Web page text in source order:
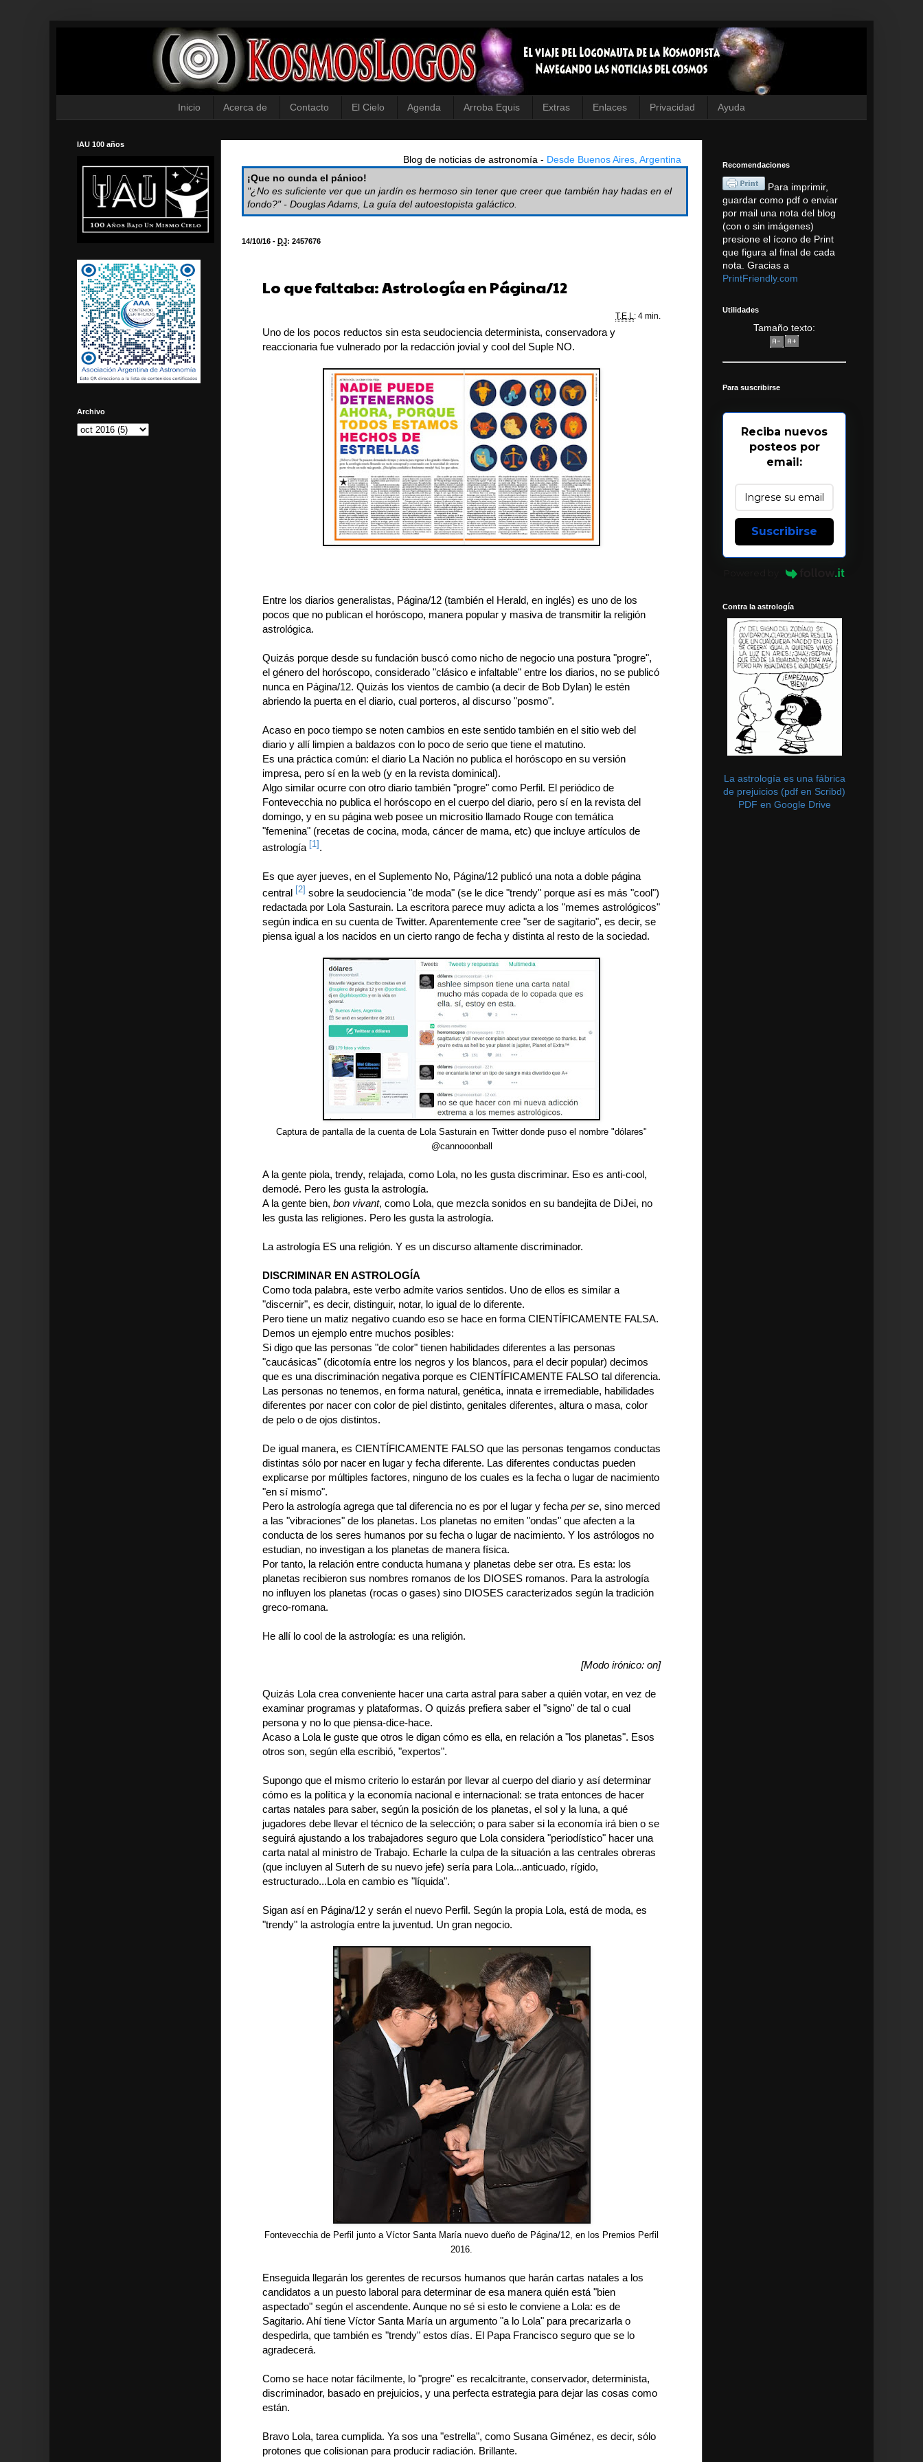
Inicio Acerca de Contacto El Cielo Agenda Arroba Equis Extras Enlaces Privacidad Ayuda
Blog de noticias de astronomía - Desde Buenos Aires, Argentina
¡Que no cunda el pánico!
"¿No es suficiente ver que un jardín es hermoso sin tener que creer que también hay hadas en el
fondo?" - Douglas Adams, La guía del autoestopista galáctico.
14/10/16 - DJ: 2457676
Lo que faltaba: Astrología en Página/12
T.E.L: 4 min.
Uno de los pocos reductos sin esta seudociencia determinista, conservadora y
reaccionaria fue vulnerado por la redacción jovial y cool del Suple NO.
Entre los diarios generalistas, Página/12 (también el Herald, en inglés) es uno de los
pocos que no publican el horóscopo, manera popular y masiva de transmitir la religión
astrológica.
Quizás porque desde su fundación buscó como nicho de negocio una postura "progre",
el género del horóscopo, considerado "clásico e infaltable" entre los diarios, no se publicó
nunca en Página/12. Quizás los vientos de cambio (a decir de Bob Dylan) le estén
abriendo la puerta en el diario, cual porteros, al discurso "posmo".
Acaso en poco tiempo se noten cambios en este sentido también en el sitio web del
diario y allí limpien a baldazos con lo poco de serio que tiene el matutino.
Es una práctica común: el diario La Nación no publica el horóscopo en su versión
impresa, pero sí en la web (y en la revista dominical).
Algo similar ocurre con otro diario también "progre" como Perfil. El periódico de
Fontevecchia no publica el horóscopo en el cuerpo del diario, pero sí en la revista del
domingo, y en su página web posee un micrositio llamado Rouge con temática
"femenina" (recetas de cocina, moda, cáncer de mama, etc) que incluye artículos de
astrología [1] .
Es que ayer jueves, en el Suplemento No, Página/12 publicó una nota a doble página
central [2] sobre la seudociencia "de moda" (se le dice "trendy" porque así es más "cool")
redactada por Lola Sasturain. La escritora parece muy adicta a los "memes astrológicos"
según indica en su cuenta de Twitter. Aparentemente cree "ser de sagitario", es decir, se
piensa igual a los nacidos en un cierto rango de fecha y distinta al resto de la sociedad.
Captura de pantalla de la cuenta de Lola Sasturain en Twitter donde puso el nombre "dólares"
@cannooonball
A la gente piola, trendy, relajada, como Lola, no les gusta discriminar. Eso es anti-cool,
demodé. Pero les gusta la astrología.
A la gente bien, bon vivant, como Lola, que mezcla sonidos en su bandejita de DiJei, no
les gusta las religiones. Pero les gusta la astrología.
La astrología ES una religión. Y es un discurso altamente discriminador.
DISCRIMINAR EN ASTROLOGÍA
Como toda palabra, este verbo admite varios sentidos. Uno de ellos es similar a
"discernir", es decir, distinguir, notar, lo igual de lo diferente.
Pero tiene un matiz negativo cuando eso se hace en forma CIENTÍFICAMENTE FALSA.
Demos un ejemplo entre muchos posibles:
Si digo que las personas "de color" tienen habilidades diferentes a las personas
"caucásicas" (dicotomía entre los negros y los blancos, para el decir popular) decimos
que es una discriminación negativa porque es CIENTÍFICAMENTE FALSO tal diferencia.
Las personas no tenemos, en forma natural, genética, innata e irremediable, habilidades
diferentes por nacer con color de piel distinto, genitales diferentes, altura o masa, color
de pelo o de ojos distintos.
De igual manera, es CIENTÍFICAMENTE FALSO que las personas tengamos conductas
distintas sólo por nacer en lugar y fecha diferente. Las diferentes conductas pueden
explicarse por múltiples factores, ninguno de los cuales es la fecha o lugar de nacimiento
"en sí mismo".
Pero la astrología agrega que tal diferencia no es por el lugar y fechaper se, sino merced
a las "vibraciones" de los planetas. Los planetas no emiten "ondas" que afecten a la
conducta de los seres humanos por su fecha o lugar de nacimiento. Y los astrólogos no
estudian, no investigan a los planetas de manera física.
Por tanto, la relación entre conducta humana y planetas debe ser otra. Es esta: los
planetas recibieron sus nombres romanos de los DIOSES romanos. Para la astrología
no influyen los planetas (rocas o gases) sino DIOSES caracterizados según la tradición
greco-romana.
He allí lo cool de la astrología: es una religión.
[Modo irónico: on]
Quizás Lola crea conveniente hacer una carta astral para saber a quién votar, en vez de
examinar programas y plataformas. O quizás prefiera saber el "signo" de tal o cual
persona y no lo que piensa-dice-hace.
Acaso a Lola le guste que otros le digan cómo es ella, en relación a "los planetas". Esos
otros son, según ella escribió, "expertos".
Supongo que el mismo criterio lo estarán por llevar al cuerpo del diario y así determinar
cómo es la política y la economía nacional e internacional: se trata entonces de hacer
cartas natales para saber, según la posición de los planetas, el sol y la luna, a qué
jugadores debe llevar el técnico de la selección; o para saber si la economía irá bien o se
seguirá ajustando a los trabajadores seguro que Lola considera "periodístico" hacer una
carta natal al ministro de Trabajo. Echarle la culpa de la situación a las centrales obreras
(que incluyen al Suterh de su nuevo jefe) sería para Lola...anticuado, rígido,
estructurado...Lola en cambio es "líquida".
Sigan así en Página/12 y serán el nuevo Perfil. Según la propia Lola, está de moda, es
"trendy" la astrología entre la juventud. Un gran negocio.
Fontevecchia de Perfil junto a Víctor Santa María nuevo dueño de Página/12, en los Premios Perfil
2016.
Enseguida llegarán los gerentes de recursos humanos que harán cartas natales a los
candidatos a un puesto laboral para determinar de esa manera quién está "bien
aspectado" según el ascendente. Aunque no sé si esto le conviene a Lola: es de
Sagitario. Ahí tiene Víctor Santa María un argumento "a lo Lola" para precarizarla o
despedirla, que también es "trendy" estos días. El Papa Francisco seguro que se lo
agradecerá.
Como se hace notar fácilmente, lo "progre" es recalcitrante, conservador, determinista,
discriminador, basado en prejuicios, y una perfecta estrategia para dejar las cosas como
están.
Bravo Lola, tarea cumplida. Ya sos una "estrella", como Susana Giménez, es decir, sólo
protones que colisionan para producir radiación. Brillante.
IAU 100 años
Archivo
Recomendaciones
Para imprimir,
guardar como pdf o enviar
por mail una nota del blog
(con o sin imágenes)
presione el ícono de Print
que figura al final de cada
nota. Gracias a
PrintFriendly.com
Utilidades
Tamaño texto:
Para suscribirse
Reciba nuevos
posteos por
email:
Suscribirse
Contra la astrología
La astrología es una fábrica
de prejuicios (pdf en Scribd)
PDF en Google Drive